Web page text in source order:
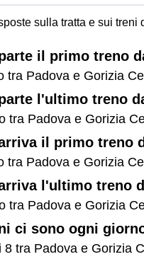
sulla tratta e sui
il primo treno
tra Padova e Gorizia
l'ultimo treno
tra Padova e Gorizia
il primo treno
tra Padova e Gorizia
l'ultimo treno
tra Padova e Gorizia
ci sono ogni
8 tra Padova e Gorizia